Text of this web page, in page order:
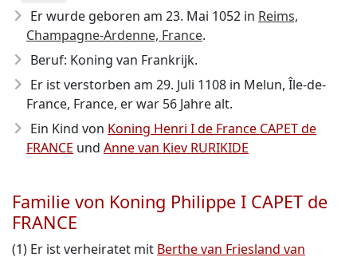
Er wurde geboren am 23. Mai 1052 in Reims,
Champagne-Ardenne, France.
Beruf: Koning van Frankrijk.
Er ist verstorben am 29. Juli 1108 in Melun, Île-de-
France, France, er war 56 Jahre alt.
Ein Kind von Koning Henri I de France CAPET de
FRANCE und Anne van Kiev RURIKIDE
Familie von Koning Philippe I CAPET de
FRANCE
(1) Er ist verheiratet mit Berthe van Friesland van